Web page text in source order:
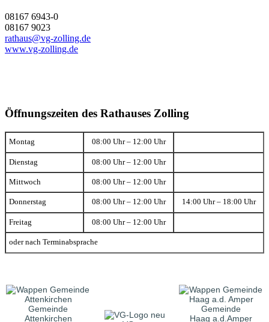
08167 6943-0
08167 9023
rathaus@vg-zolling.de
www.vg-zolling.de
Öffnungszeiten des Rathauses Zolling
Montag 08:00 Uhr – 12:00 Uhr
Dienstag 08:00 Uhr – 12:00 Uhr
Mittwoch 08:00 Uhr – 12:00 Uhr
Donnerstag 08:00 Uhr – 12:00 Uhr 14:00 Uhr – 18:00 Uhr
Freitag 08:00 Uhr – 12:00 Uhr
oder nach Terminabsprache
Gemeinde
Attenkirchen
Gemeinde
Haag a.d.Amper